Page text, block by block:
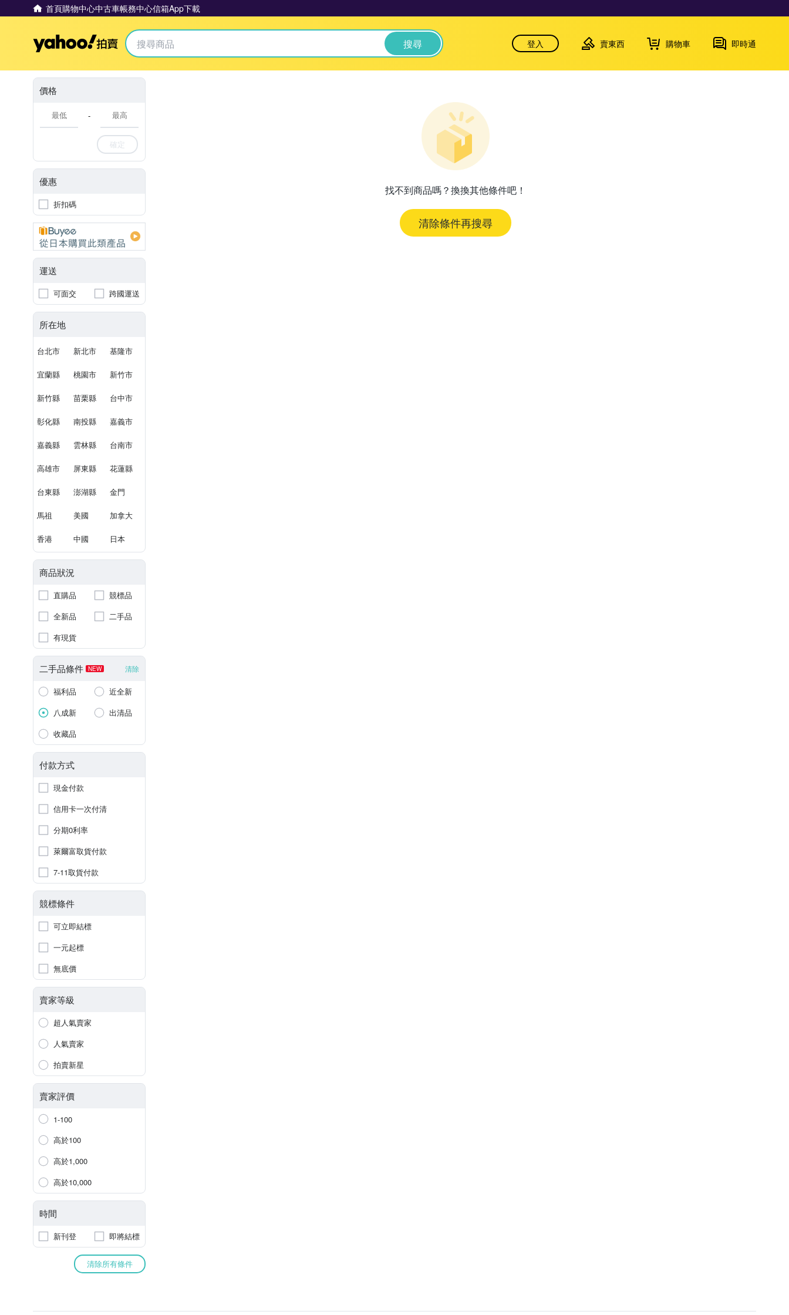
首頁購物中心中古車帳務中心信箱App下載
Yahoo拍賣 搜尋 登入 賣東西 購物車 即時通
價格
-
確定
優惠
折扣碼
運送
可面交 跨國運送
所在地
台北市 新北市 基隆市
宜蘭縣 桃園市 新竹市
新竹縣 苗栗縣 台中市
彰化縣 南投縣 嘉義市
嘉義縣 雲林縣 台南市
高雄市 屏東縣 花蓮縣
台東縣 澎湖縣 金門
馬祖 美國 加拿大
香港 中國 日本
商品狀況
直購品
競標品
全新品
二手品
有現貨
二手品條件 NEW 清除
福利品
近全新
八成新
出清品
收藏品
付款方式
現金付款
信用卡一次付清
分期0利率
萊爾富取貨付款
7-11取貨付款
競標條件
可立即結標
一元起標
無底價
賣家等級
超人氣賣家
人氣賣家
拍賣新星
賣家評價
1-100
高於100
高於1,000
高於10,000
時間
新刊登 即將結標
清除所有條件
找不到商品嗎？換換其他條件吧！
清除條件再搜尋